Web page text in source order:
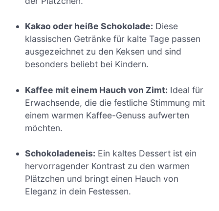
Kakao oder heiße Schokolade: Diese
klassischen Getränke für kalte Tage passen
ausgezeichnet zu den Keksen und sind
besonders beliebt bei Kindern.
Kaffee mit einem Hauch von Zimt: Ideal für
Erwachsende, die die festliche Stimmung mit
einem warmen Kaffee-Genuss aufwerten
möchten.
Schokoladeneis: Ein kaltes Dessert ist ein
hervorragender Kontrast zu den warmen
Plätzchen und bringt einen Hauch von
Eleganz in dein Festessen.